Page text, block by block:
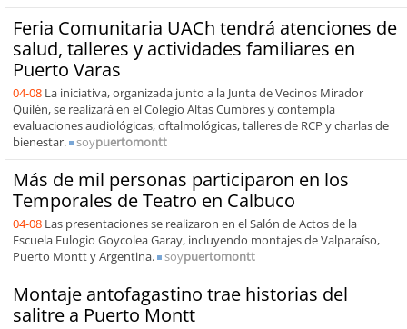
Feria Comunitaria UACh tendrá atenciones de
salud, talleres y actividades familiares en
Puerto Varas
04-08 La iniciativa, organizada junto a la Junta de Vecinos Mirador
Quilén, se realizará en el Colegio Altas Cumbres y contempla
evaluaciones audiológicas, oftalmológicas, talleres de RCP y charlas de
bienestar.
soypuertomontt
Más de mil personas participaron en los
Temporales de Teatro en Calbuco
04-08 Las presentaciones se realizaron en el Salón de Actos de la
Escuela Eulogio Goycolea Garay, incluyendo montajes de Valparaíso,
Puerto Montt y Argentina.
soypuertomontt
Montaje antofagastino trae historias del
salitre a Puerto Montt